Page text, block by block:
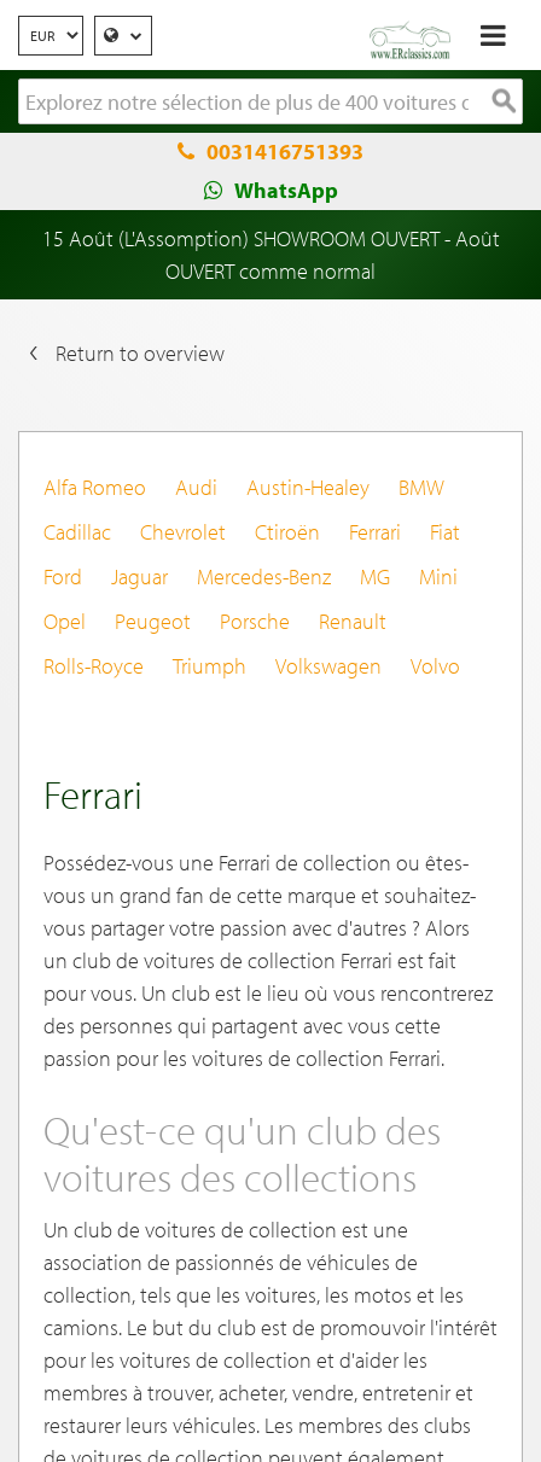
0031416751393
WhatsApp
15 Août (L'Assomption) SHOWROOM OUVERT - Août
OUVERT comme normal
Return to overview
Alfa Romeo Audi Austin-Healey
BMW
Cadillac
Chevrolet Ctiroën Ferrari
Fiat
Ford
Jaguar Mercedes-Benz MG
Mini
Opel
Peugeot Porsche
Renault
Rolls-Royce
Triumph Volkswagen Volvo
Ferrari
Possédez-vous une Ferrari de collection ou êtes-
vous un grand fan de cette marque et souhaitez-
vous partager votre passion avec d'autres ? Alors
un club de voitures de collection Ferrari est fait
pour vous. Un club est le lieu où vous rencontrerez
des personnes qui partagent avec vous cette
passion pour les voitures de collection Ferrari.
Qu'est-ce qu'un club des
voitures des collections
Un club de voitures de collection est une
association de passionnés de véhicules de
collection, tels que les voitures, les motos et les
camions. Le but du club est de promouvoir l'intérêt
pour les voitures de collection et d'aider les
membres à trouver, acheter, vendre, entretenir et
restaurer leurs véhicules. Les membres des clubs